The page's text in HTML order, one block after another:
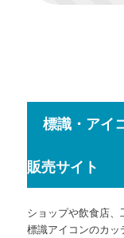
標識・アイ
販売サイト
ショップや飲食店
標識アイコンのカッ